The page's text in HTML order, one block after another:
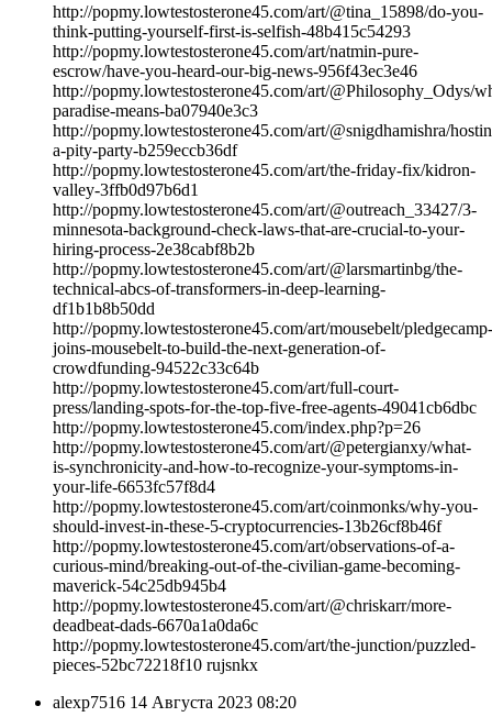
http://popmy.lowtestosterone45.com/art/@tina_15898/do-you-
think-putting-yourself-first-is-selfish-48b415c54293
http://popmy.lowtestosterone45.com/art/natmin-pure-
escrow/have-you-heard-our-big-news-956f43ec3e46
http://popmy.lowtestosterone45.com/art/@Philosophy_Odys/
paradise-means-ba07940e3c3
http://popmy.lowtestosterone45.com/art/@snigdhamishra/
a-pity-party-b259eccb36df
http://popmy.lowtestosterone45.com/art/the-friday-fix/kidron-
valley-3ffb0d97b6d1
http://popmy.lowtestosterone45.com/art/@outreach_33427/3-
minnesota-background-check-laws-that-are-crucial-to-your-
hiring-process-2e38cabf8b2b
http://popmy.lowtestosterone45.com/art/@larsmartinbg/the-
technical-abcs-of-transformers-in-deep-learning-
df1b1b8b50dd
http://popmy.lowtestosterone45.com/art/mousebelt/pledgecamp-
joins-mousebelt-to-build-the-next-generation-of-
crowdfunding-94522c33c64b
http://popmy.lowtestosterone45.com/art/full-court-
press/landing-spots-for-the-top-five-free-agents-49041cb6dbc
http://popmy.lowtestosterone45.com/index.php?p=26
http://popmy.lowtestosterone45.com/art/@petergianxy/what-
is-synchronicity-and-how-to-recognize-your-symptoms-in-
your-life-6653fc57f8d4
http://popmy.lowtestosterone45.com/art/coinmonks/why-you-
should-invest-in-these-5-cryptocurrencies-13b26cf8b46f
http://popmy.lowtestosterone45.com/art/observations-of-a-
curious-mind/breaking-out-of-the-civilian-game-becoming-
maverick-54c25db945b4
http://popmy.lowtestosterone45.com/art/@chriskarr/more-
deadbeat-dads-6670a1a0da6c
http://popmy.lowtestosterone45.com/art/the-junction/puzzled-
pieces-52bc72218f10 rujsnkx
alexp7516 14 Августа 2023 08:20